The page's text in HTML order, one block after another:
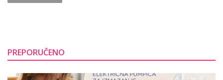
PREPORUČENO